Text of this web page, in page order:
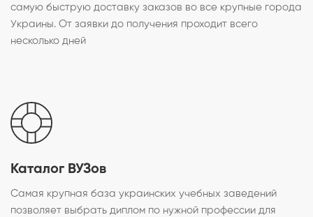
самую быструю доставку заказов во все крупные города
Украины. От заявки до получения проходит всего
несколько дней
Каталог ВУЗов
Самая крупная база украинских учебных заведений
позволяет выбрать диплом по нужной профессии для